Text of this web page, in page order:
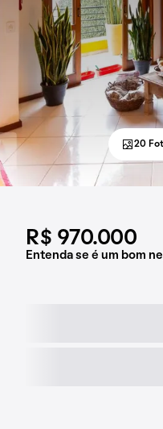
R$ 970.000
Entenda se é um bom
20